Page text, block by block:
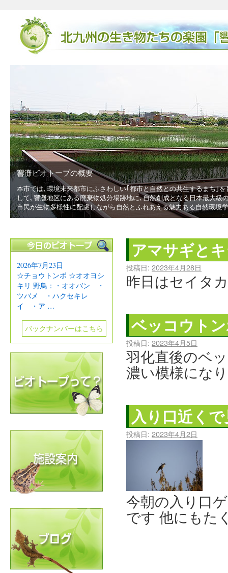
響灘ビオトープの概要
本市では､環境未来都市にふさわしい｢都市と自然との共生するまち｣
して､響灘地区にある廃棄物処分場跡地に､自然創成となる日本最大級
市民が生物多様性に配慮しながら自然とふれあえる魅力ある自然環境
アマサギと
投稿日: 2023年4月28日
昨日はセイタ
ベッコウト
投稿日: 2023年4月5日
羽化直後のベ
濃い模様にな
入り口近く
投稿日: 2023年4月2日
今朝の入り口
です 他にもた
2026年7月23日
☆チョウトンボ ☆オオヨシ
キリ 野鳥：・オオバン ・
ツバメ ・ハクセキレ
イ ・ア …
バックナンバーはこちら